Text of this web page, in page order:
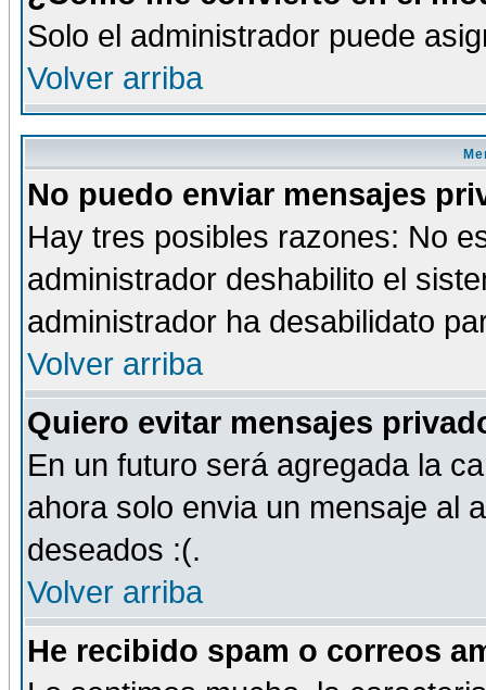
Solo el administrador puede
Volver arriba
No puedo enviar mensajes
Hay tres posibles razones: No
administrador deshabilito el
administrador ha desabilidato
Volver arriba
Quiero evitar mensajes
En un futuro será agregada la
ahora solo envia un mensaje al
deseados :(.
Volver arriba
He recibido spam o correos